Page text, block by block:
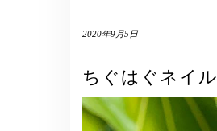
2020年9月5日
ちぐはぐネイル